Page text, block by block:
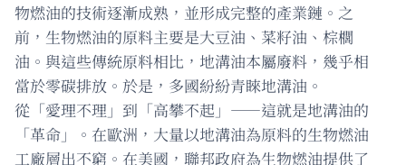
物燃油的技術逐漸成熟，並形成完整的產業鏈。之
前，生物燃油的原料主要是大豆油、菜籽油、棕櫚
油。與這些傳統原料相比，地溝油本屬廢料，幾乎相
當於零碳排放。於是，多國紛紛青睞地溝油。
從「愛理不理」到「高攀不起」——這就是地溝油的
「革命」。在歐洲，大量以地溝油為原料的生物燃油
工廠層出不窮。在美國，聯邦政府為生物燃油提供了